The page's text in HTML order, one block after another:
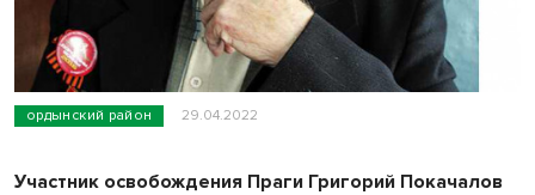
ордынский район 29.04.2022
Участник освобождения Праги Григорий Покачалов